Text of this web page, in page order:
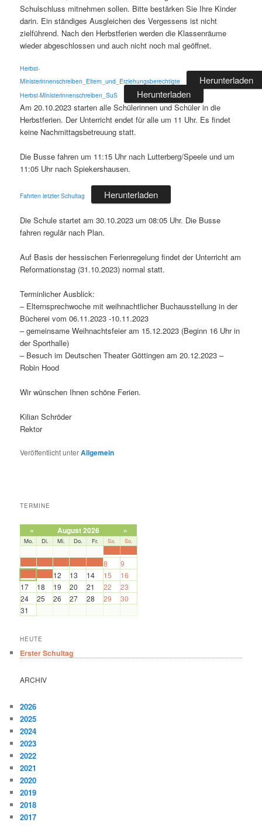
Schulschluss mitnehmen sollen. Bitte bestärken Sie Ihre Kinder
darin. Ein ständiges Ausgleichen des Vergessens ist nicht
zielführend. Nach den Herbstferien werden die Klassenräume
wieder abgeschlossen und auch nicht noch mal geöffnet.
Herbst-
Ministerinnenschreiben_Eltern_und_Erziehungsberechtigte
Herunterladen
Herbst-Ministerinnenschreiben_SuS Herunterladen
Am 20.10.2023 starten alle Schülerinnen und Schüler in die
Herbstferien. Der Unterricht endet für alle um 11 Uhr. Es findet
keine Nachmittagsbetreuung statt.
Die Busse fahren um 11:15 Uhr nach Lutterberg/Speele und um
11:05 Uhr nach Spiekershausen.
Fahrten letzter Schultag Herunterladen
Die Schule startet am 30.10.2023 um 08:05 Uhr. Die Busse
fahren regulär nach Plan.
Auf Basis der hessischen Ferienregelung findet der Unterricht am
Reformationstag (31.10.2023) normal statt.
Terminlicher Ausblick:
– Elternsprechwoche mit weihnachtlicher Buchausstellung in der
Bücherei vom 06.11.2023 -10.11.2023
– gemeinsame Weihnachtsfeier am 15.12.2023 (Beginn 16 Uhr in
der Sporthalle)
– Besuch im Deutschen Theater Göttingen am 20.12.2023 –
Robin Hood
Wir wünschen Ihnen schöne Ferien.
Kilian Schröder
Rektor
Veröffentlicht unterAllgemein
TERMINE
« August 2026 »
Mo. Di. Mi. Do. Fr. Sa. So.
8 9
12 13 14 15
16
17
18 19 20 21 22
23
24
25 26 27 28 29
30
31
HEUTE
Erster Schultag
ARCHIV
2026
2025
2024
2023
2022
2021
2020
2019
2018
2017